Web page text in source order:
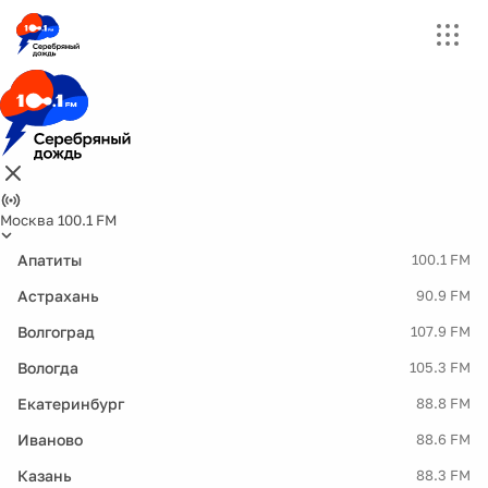
Москва 100.1 FM
Апатиты 100.1 FM
Астрахань 90.9 FM
Волгоград 107.9 FM
Вологда 105.3 FM
Екатеринбург 88.8 FM
Иваново 88.6 FM
Казань 88.3 FM